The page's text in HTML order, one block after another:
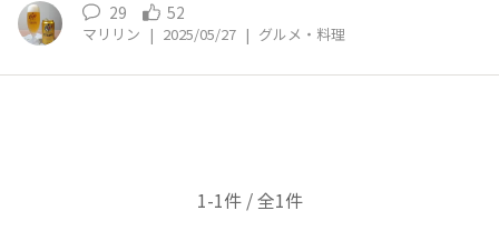
29 52
マリリン | 2025/05/27 | グルメ・料理
1-1件 / 全1件